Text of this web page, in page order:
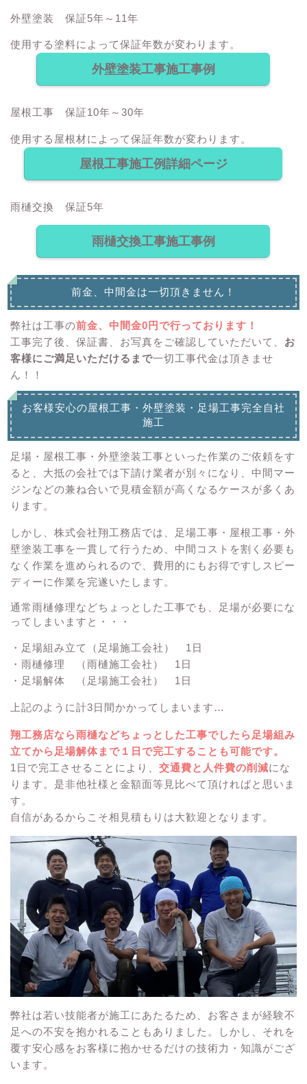
外壁塗装 保証5年～11年
使用する塗料によって保証年数が変わります。
外壁塗装工事施工事例
屋根工事 保証10年～30年
使用する屋根材によって保証年数が変わります。
屋根工事施工例詳細ページ
雨樋交換 保証5年
雨樋交換工事施工事例
前金、中間金は一切頂きません！
弊社は工事の前金、中間金0円で行っております！
工事完了後、保証書、お写真をご確認していただいて、 お
客様にご満足いただけるまで一切工事代金は頂きませ
ん！！
お客様安心の屋根工事・外壁塗装・足場工事完全自社
施工
足場・屋根工事・外壁塗装工事といった作業のご依頼をす
ると、大抵の会社では下請け業者が別々になり、中間マー
ジンなどの兼ね合いで見積金額が高くなるケースが多くあ
ります。
しかし、株式会社翔工務店では、足場工事・屋根工事・外
壁塗装工事を一貫して行うため、中間コストを割く必要も
なく作業を進められるので、費用的にもお得ですしスピー
ディーに作業を完遂いたします。
通常雨樋修理などちょっとした工事でも、足場が必要にな
ってしまいますと・・・
・足場組み立て（足場施工会社） 1日
・雨樋修理 （雨樋施工会社） 1日
・足場解体 （足場施工会社） 1日
上記のように計3日間かかってしまいます…
翔工務店なら雨樋などちょっとした工事でしたら足場組み
立てから足場解体まで１日で完工することも可能です。
1日で完工させることにより、 交通費と人件費の削減にな
ります。是非他社様と金額面等見比べて頂ければと思いま
す。
自信があるからこそ相見積もりは大歓迎となります。
弊社は若い技能者が施工にあたるため、お客さまが経験不
足への不安を抱かれることもありました。しかし、それを
覆す安心感をお客様に抱かせるだけの技術力・知識がござ
います。